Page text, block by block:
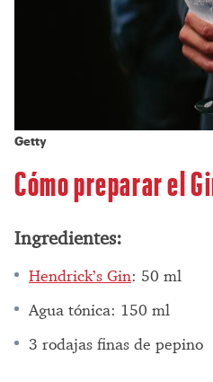
Getty
Cómo preparar el
Ingredientes:
Hendrick’s Gin: 50 ml
Agua tónica: 150 ml
3 rodajas finas de pepino